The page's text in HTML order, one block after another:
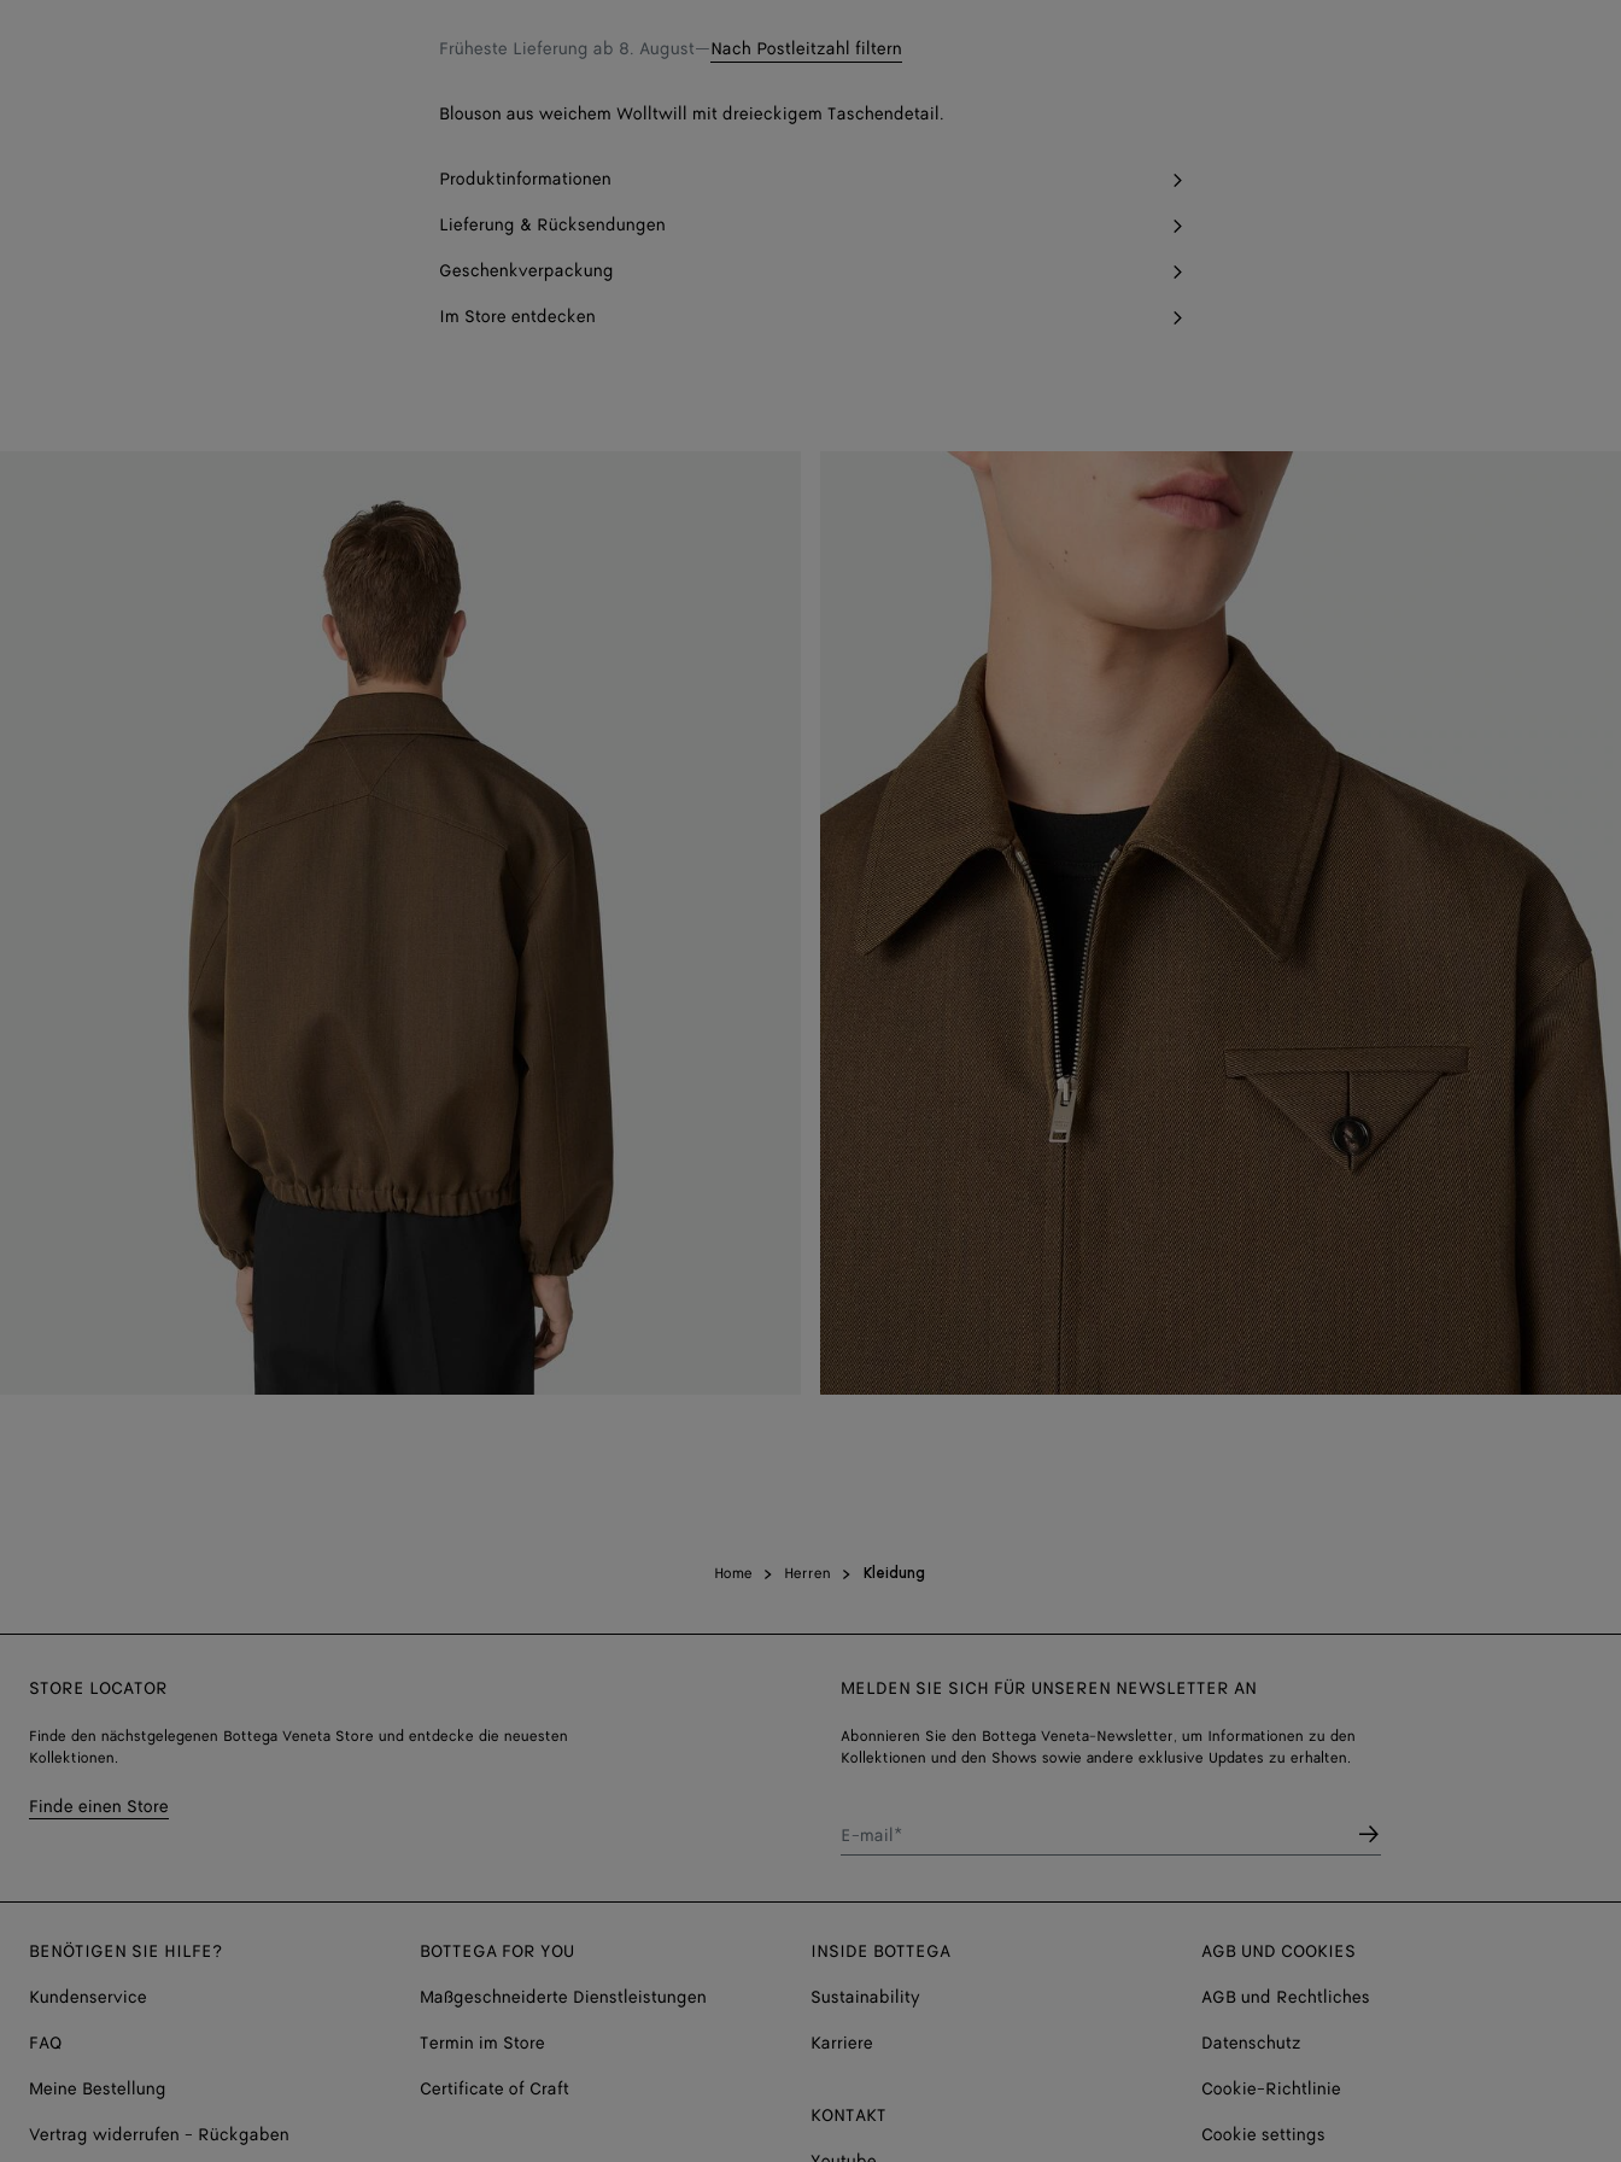
Früheste Lieferung ab 8. August—Nach Postleitzahl filtern
Blouson aus weichem Wolltwill mit dreieckigem Taschendetail.
Produktinformationen
Lieferung & Rücksendungen
Geschenkverpackung
Im Store entdecken
Home Herren Kleidung
STORE LOCATOR
Finde den nächstgelegenen Bottega Veneta Store und entdecke die neuesten
Kollektionen.
Finde einen Store
MELDEN SIE SICH FÜR UNSEREN NEWSLETTER AN
Abonnieren Sie den Bottega Veneta-Newsletter, um Informationen zu den
Kollektionen und den Shows sowie andere exklusive Updates zu erhalten.
E-mail*
BENÖTIGEN SIE HILFE?
Kundenservice
FAQ
Meine Bestellung
Vertrag widerrufen - Rückgaben
BOTTEGA FOR YOU
Maßgeschneiderte Dienstleistungen
Termin im Store
Certificate of Craft
INSIDE BOTTEGA
Sustainability
Karriere
KONTAKT
AGB UND COOKIES
AGB und Rechtliches
Datenschutz
Cookie-Richtlinie
Cookie settings